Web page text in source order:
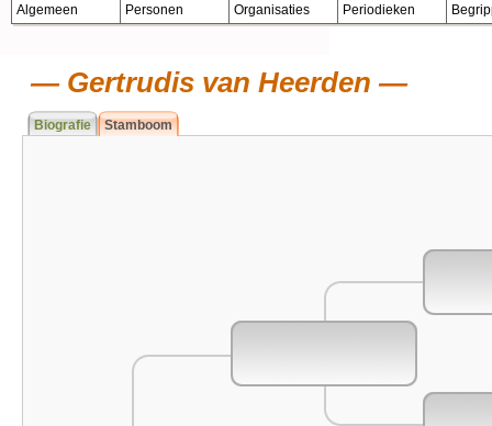
Algemeen Personen Organisaties Periodieken
Gertrudis van Heerden
Biografie Stamboom